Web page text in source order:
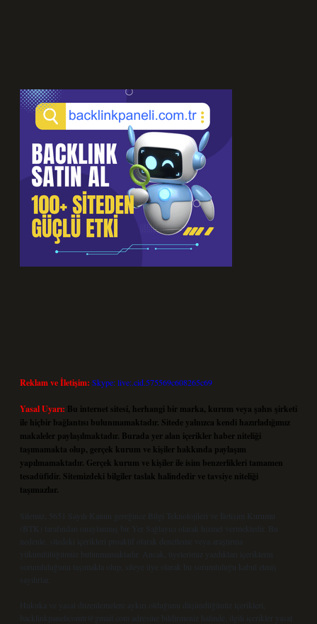
Reklam ve İletişim: Skype: live:.cid.575569c608265c69
Yasal Uyarı: Bu internet sitesi, herhangi bir marka, kurum veya şahıs şirketi
ile hiçbir bağlantısı bulunmamaktadır. Sitede yalnızca kendi hazırladığımız
makaleler paylaşılmaktadır. Burada yer alan içerikler haber niteliği
taşımamakta olup, gerçek kurum ve kişiler hakkında paylaşım
yapılmamaktadır. Gerçek kurum ve kişiler ile isim benzerlikleri tamamen
tesadüfidir. Sitemizdeki bilgiler taslak halindedir ve tavsiye niteliği
taşımazlar.
Sitemiz, 5651 Sayılı Kanun gereğince Bilgi Teknolojileri ve İletişim Kurumu
(BTK) tarafından onaylanmış bir Yer Sağlayıcı olarak hizmet vermektedir. Bu
nedenle, sitedeki içerikleri proaktif olarak denetleme veya araştırma
yükümlülüğümüz bulunmamaktadır. Ancak, üyelerimiz yazdıkları içeriklerin
sorumluluğunu taşımakta olup, siteye üye olarak bu sorumluluğu kabul etmiş
sayılırlar.
Hukuka ve yasal düzenlemelere aykırı olduğunu düşündüğünüz içerikleri,
backlinkpanelicomtr@gmail.com
adresine bildirmeniz halinde, ilgili içerikler yasal